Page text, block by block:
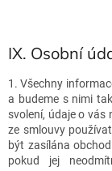
IX. Osobní
1. Všechny
a budeme s nimi
svolení, údaje o vás
ze smlouvy
být zasílána
pokud jej